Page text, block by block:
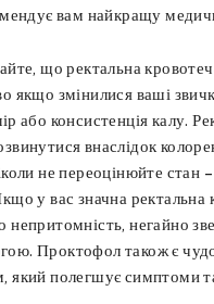
вам найкращу
що ректальна
якщо змінилися ваші
або консистенція калу.
внаслідок
не переоцінюйте стан
у вас значна ректальна
негайно
Проктофол також є
який полегшує симптоми